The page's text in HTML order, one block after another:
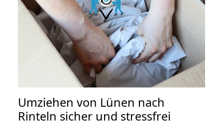
Umziehen von Lünen nach
Rinteln sicher und stressfrei